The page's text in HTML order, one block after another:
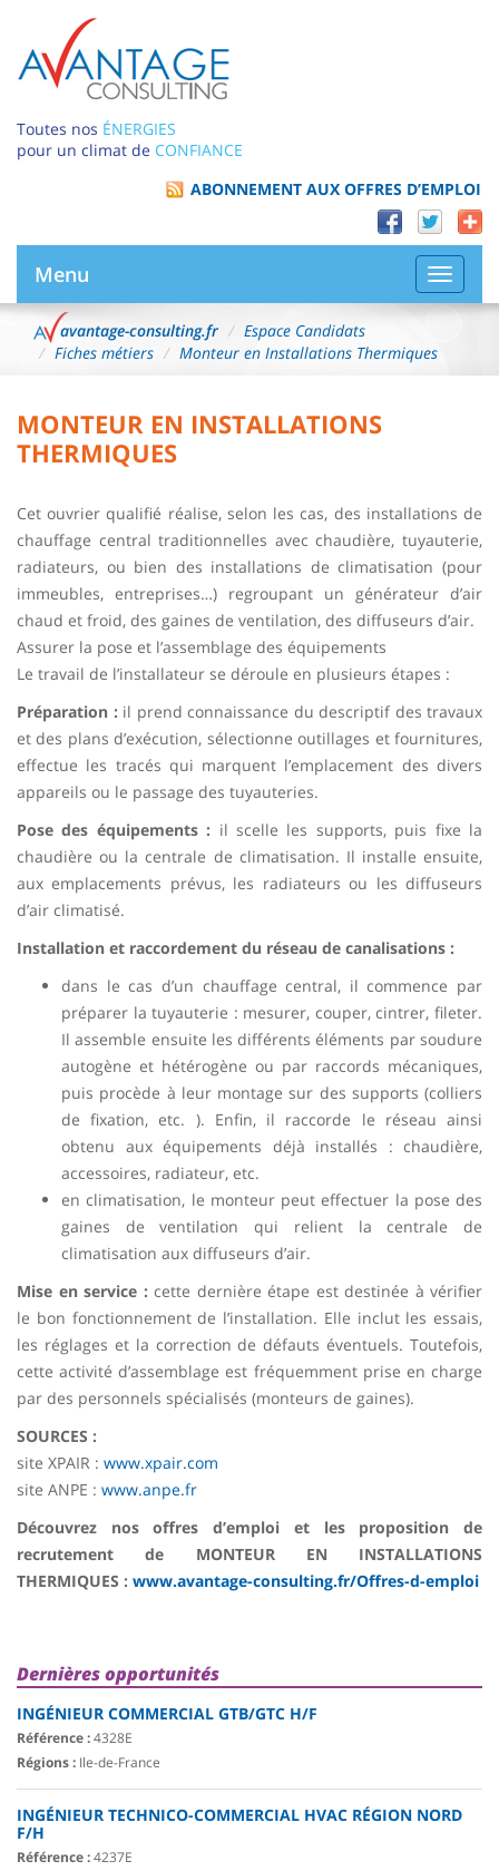
Toutes nos ÉNERGIES
pour un climat de CONFIANCE
ABONNEMENT AUX OFFRES D’EMPLOI
la
Menu
avantage-consulting.fr
Espace Candidats
Fiches métiers
Monteur en Installations Thermiques
MONTEUR EN INSTALLATIONS
THERMIQUES
Cet ouvrier qualifié réalise, selon les cas, des installations de
chauffage central traditionnelles avec chaudière, tuyauterie,
radiateurs, ou bien des installations de climatisation (pour
immeubles, entreprises…) regroupant un générateur d’air
chaud et froid, des gaines de ventilation, des diffuseurs d’air.
Assurer la pose et l’assemblage des équipements
Le travail de l’installateur se déroule en plusieurs étapes :
Préparation : il prend connaissance du descriptif des travaux
et des plans d’exécution, sélectionne outillages et fournitures,
effectue les tracés qui marquent l’emplacement des divers
appareils ou le passage des tuyauteries.
Pose des équipements : il scelle les supports, puis fixe la
chaudière ou la centrale de climatisation. Il installe ensuite,
aux emplacements prévus, les radiateurs ou les diffuseurs
d’air climatisé.
Installation et raccordement du réseau de canalisations :
dans le cas d’un chauffage central, il commence par
préparer la tuyauterie : mesurer, couper, cintrer, fileter.
Il assemble ensuite les différents éléments par soudure
autogène et hétérogène ou par raccords mécaniques,
puis procède à leur montage sur des supports (colliers
de fixation, etc. ). Enfin, il raccorde le réseau ainsi
obtenu aux équipements déjà installés : chaudière,
accessoires, radiateur, etc.
en climatisation, le monteur peut effectuer la pose des
gaines de ventilation qui relient la centrale de
climatisation aux diffuseurs d’air.
Mise en service : cette dernière étape est destinée à vérifier
le bon fonctionnement de l’installation. Elle inclut les essais,
les réglages et la correction de défauts éventuels. Toutefois,
cette activité d’assemblage est fréquemment prise en charge
par des personnels spécialisés (monteurs de gaines).
SOURCES :
site XPAIR : www.xpair.com
site ANPE : www.anpe.fr
Découvrez nos offres d’emploi et les proposition de
recrutement de MONTEUR EN INSTALLATIONS
THERMIQUES : www.avantage-consulting.fr/Offres-d-emploi
Dernières opportunités
INGÉNIEUR COMMERCIAL GTB/GTC H/F
Référence :4328E
Régions : Ile-de-France
INGÉNIEUR TECHNICO-COMMERCIAL HVAC RÉGION NORD
F/H
Référence :4237E